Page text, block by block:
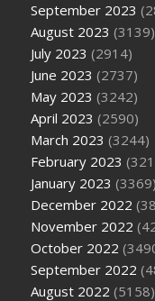
September 2023
August 2023 (3139)
July 2023 (2914)
June 2023 (2737)
May 2023 (3242)
April 2023 (2590)
March 2023 (3244)
February 2023
January 2023 (3369)
December 2022
November 2022
October 2022
September 2022
August 2022 (5158)